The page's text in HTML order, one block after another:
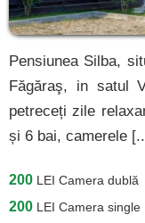
Pensiunea Silba,
Făgăraş, in satul
petreceți zile
și 6 bai, camerele
200 LEI Camera dublă
200 LEI Camera single